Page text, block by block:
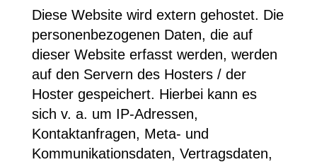
Diese Website wird extern gehostet. Die
personenbezogenen Daten, die auf
dieser Website erfasst werden, werden
auf den Servern des Hosters / der
Hoster gespeichert. Hierbei kann es
sich v. a. um IP-Adressen,
Kontaktanfragen, Meta- und
Kommunikationsdaten, Vertragsdaten,